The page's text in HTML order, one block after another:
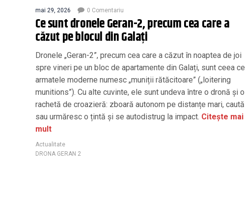
mai 29, 2026 0 Comentariu
Ce sunt dronele Geran-2, precum cea care a
căzut pe blocul din Galați
Dronele „Geran-2”, precum cea care a căzut în noaptea de joi
spre vineri pe un bloc de apartamente din Galați, sunt ceea ce
armatele moderne numesc „muniții rătăcitoare” („loitering
munitions”). Cu alte cuvinte, ele sunt undeva între o dronă și o
rachetă de croazieră: zboară autonom pe distanțe mari, caută
sau urmăresc o țintă și se autodistrug la impact. Citește mai
mult
Actualitate
DRONA GERAN 2